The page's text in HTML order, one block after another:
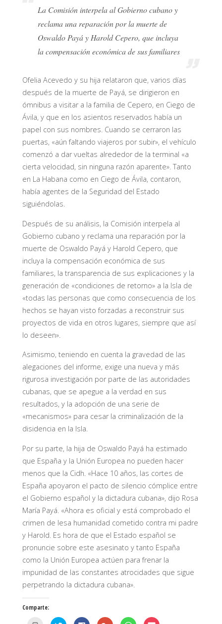
La Comisión interpela al Gobierno cubano y
reclama una reparación por la muerte de
Oswaldo Payá y Harold Cepero, que incluya
la compensación económica de sus familiares
Ofelia Acevedo y su hija relataron que, varios días
después de la muerte de Payá, se dirigieron en
ómnibus a visitar a la familia de Cepero, en Ciego de
Ávila, y que en los asientos reservados había un
papel con sus nombres. Cuando se cerraron las
puertas, «aún faltando viajeros por subir», el vehículo
comenzó a dar vueltas alrededor de la terminal «a
cierta velocidad, sin ninguna razón aparente». Tanto
en La Habana como en Ciego de Ávila, contaron,
había agentes de la Seguridad del Estado
siguiéndolas.
Después de su análisis, la Comisión interpela al
Gobierno cubano y reclama una reparación por la
muerte de Oswaldo Payá y Harold Cepero, que
incluya la compensación económica de sus
familiares, la transparencia de sus explicaciones y la
generación de «condiciones de retorno» a la Isla de
«todas las personas que como consecuencia de los
hechos se hayan visto forzadas a reconstruir sus
proyectos de vida en otros lugares, siempre que así
lo deseen».
Asimismo, teniendo en cuenta la gravedad de las
alegaciones del informe, exige una nueva y más
rigurosa investigación por parte de las autoridades
cubanas, que se apegue a la verdad en sus
resultados, y la adopción de una serie de
«mecanismos» para cesar la criminalización de la
disidencia en la Isla.
Por su parte, la hija de Oswaldo Payá ha estimado
que España y la Unión Europea no pueden hacer
menos que la Cidh. «Hace 10 años, las cortes de
España apoyaron el pacto de silencio cómplice entre
el Gobierno español y la dictadura cubana», dijo Rosa
María Payá. «Ahora es oficial y está comprobado el
crimen de lesa humanidad cometido contra mi padre
y Harold. Es hora de que el Estado español se
pronuncie sobre este asesinato y tanto España
como la Unión Europea actúen para frenar la
impunidad de las constantes atrocidades que sigue
perpetrando la dictadura cubana».
Comparte: